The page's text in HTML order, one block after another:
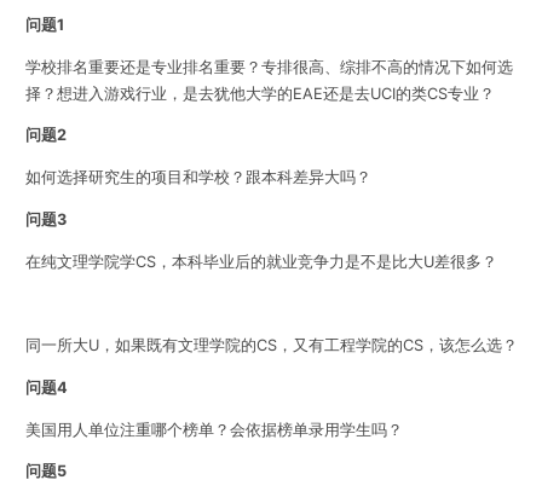
问题1
学校排名重要还是专业排名重要？专排很高、综排不高的情况下如何选
择？想进入游戏行业，是去犹他大学的EAE还是去UCI的类CS专业？
问题2
如何选择研究生的项目和学校？跟本科差异大吗？
问题3
在纯文理学院学CS，本科毕业后的就业竞争力是不是比大U差很多？
同一所大U，如果既有文理学院的CS，又有工程学院的CS，该怎么选？
问题4
美国用人单位注重哪个榜单？ 会依据榜单录用学生吗？
问题5